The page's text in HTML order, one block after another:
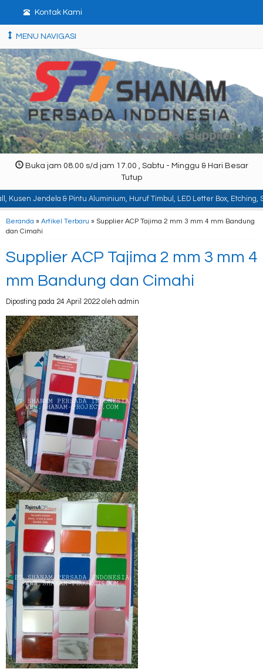
Kontak Kami
MENU NAVIGASI
Buka jam 08.00 s/d jam 17.00 , Sabtu - Minggu & Hari Besar
Tutup
Jendela & Pintu Aluminium, Huruf Timbul, LED Letter Box, Etching,
Beranda » Artikel Terbaru » Supplier ACP Tajima 2 mm 3 mm 4 mm Bandung
dan Cimahi
Supplier ACP Tajima 2 mm 3 mm 4
mm Bandung dan Cimahi
Diposting pada 24 April 2022 oleh admin